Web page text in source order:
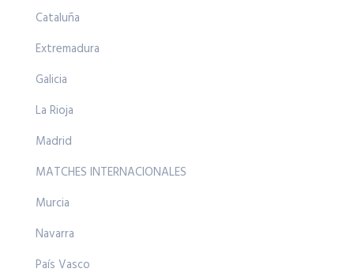
Cataluña
Extremadura
Galicia
La Rioja
Madrid
MATCHES INTERNACIONALES
Murcia
Navarra
País Vasco